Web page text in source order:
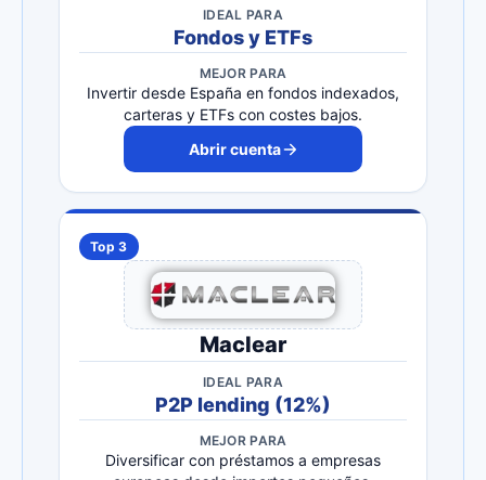
IDEAL PARA
Fondos y ETFs
MEJOR PARA
Invertir desde España en fondos indexados,
carteras y ETFs con costes bajos.
Abrir cuenta
Top 3
Maclear
IDEAL PARA
P2P lending (12%)
MEJOR PARA
Diversificar con préstamos a empresas